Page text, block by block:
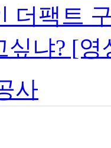
더팩트
싶냐? [
사